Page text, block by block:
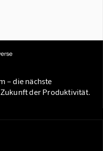
– die nächste
der Produktivität.